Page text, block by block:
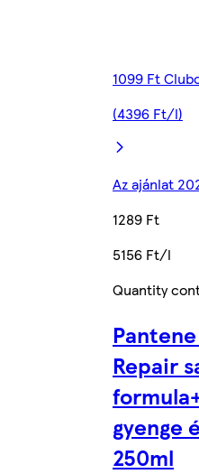
1099 Ft
(4396 Ft/l)
Az ajánlat
1289 Ft
5156 Ft/l
Quantity
Repair
gyenge
250ml